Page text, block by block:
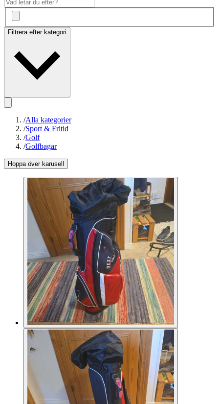
Filtrera efter kategori
/Alla kategorier
/Sport & Fritid
/Golf
/Golfbagar
Hoppa över karusell